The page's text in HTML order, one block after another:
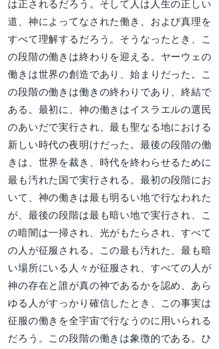
は正されるだろう。そして人は人生の正しい
道、神によってなされた働き、および真理を
すべて理解するだろう。そうなったとき、こ
の段階の働きは終わりを迎える。ヤーウェの
働きは世界の創造であり、始まりだった。こ
の段階の働きは働きの終わりであり、終結で
ある。最初に、神の働きはイスラエルの選民
のあいだで実行され、最も聖なる地における
新しい時代の夜明けだった。最後の段階の働
きは、世界を裁き、時代を終わらせるために
最も汚れた国で実行される。最初の段階にお
いて、神の働きは最も明るい地で行なわれた
が、最後の段階は最も暗い地で実行され、こ
の暗闇は一掃され、光がもたらされ、すべて
の人が征服される。この最も汚れた、最も暗
い場所にいる人々が征服され、すべての人が
神の存在と誰が真の神であるかを認め、あら
ゆる人がすっかり確信したとき、この事実は
征服の働きを全宇宙で行なうのに用いられる
だろう。この段階の働きは象徴的である。ひ